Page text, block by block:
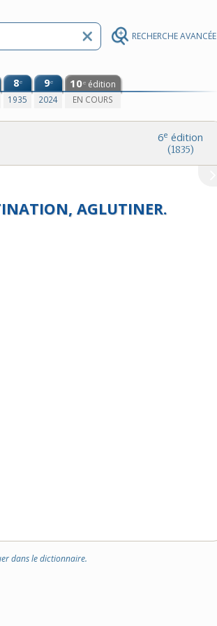
RECHERCHE AVANCÉE
8e
1935
9e
2024
10e édition
EN COURS
6e édition
(1835)
AGLUTINER.
dans le dictionnaire.